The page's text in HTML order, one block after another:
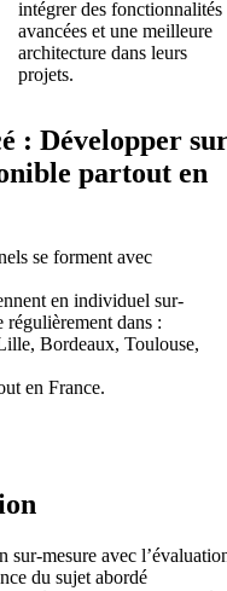
intégrer des fonctionnalités
avancées et une meilleure
architecture dans leurs
projets.
: Développer
partout en
se forment avec
en individuel sur-
régulièrement dans :
Bordeaux, Toulouse,
en France.
sur-mesure avec
du sujet abordé